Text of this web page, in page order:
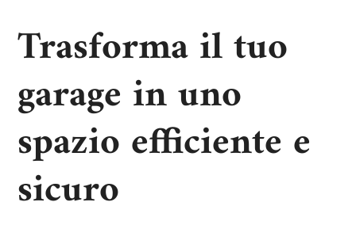
Trasforma il tuo
garage in uno
spazio efficiente e
sicuro